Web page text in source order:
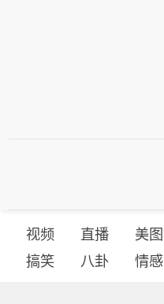
视频 直播 美图
搞笑
八卦 情感